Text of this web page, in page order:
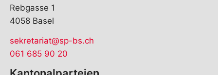
Rebgasse 1
4058 Basel
sekretariat@sp-bs.ch
061 685 90 20